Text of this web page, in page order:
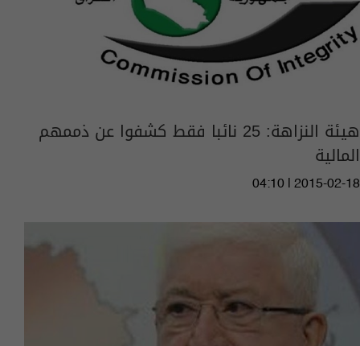
هيئة النزاهة: 25 نائبا فقط كشفوا عن ذممهم
المالية
04:10 | 2015-02-18